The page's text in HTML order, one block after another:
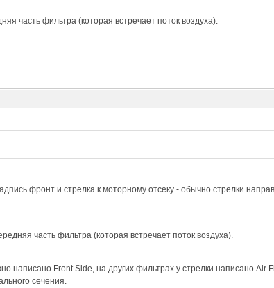
часть фильтра (которая встречает поток воздуха).
фронт и стрелка к моторному отсеку - обычно стрелки
часть фильтра (которая встречает поток воздуха).
написано Front Side, на других фильтрах у стрелки написано
сечения.